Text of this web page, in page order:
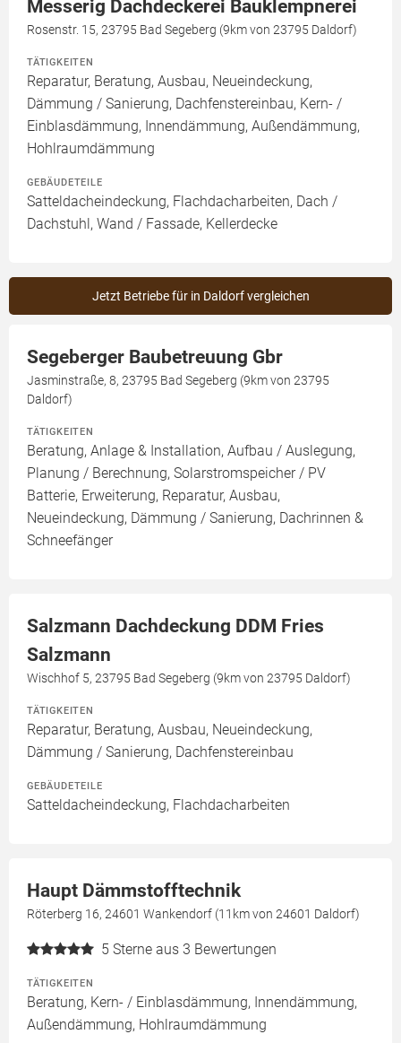
Messerig Dachdeckerei Bauklempnerei
Rosenstr. 15, 23795 Bad Segeberg (9km von 23795 Daldorf)
TÄTIGKEITEN
Reparatur, Beratung, Ausbau, Neueindeckung,
Dämmung / Sanierung, Dachfenstereinbau, Kern- /
Einblasdämmung, Innendämmung, Außendämmung,
Hohlraumdämmung
GEBÄUDETEILE
Satteldacheindeckung, Flachdacharbeiten, Dach /
Dachstuhl, Wand / Fassade, Kellerdecke
Jetzt Betriebe für in Daldorf vergleichen
Segeberger Baubetreuung Gbr
Jasminstraße, 8, 23795 Bad Segeberg (9km von 23795
Daldorf)
TÄTIGKEITEN
Beratung, Anlage & Installation, Aufbau / Auslegung,
Planung / Berechnung, Solarstromspeicher / PV
Batterie, Erweiterung, Reparatur, Ausbau,
Neueindeckung, Dämmung / Sanierung, Dachrinnen &
Schneefänger
Salzmann Dachdeckung DDM Fries
Salzmann
Wischhof 5, 23795 Bad Segeberg (9km von 23795 Daldorf)
TÄTIGKEITEN
Reparatur, Beratung, Ausbau, Neueindeckung,
Dämmung / Sanierung, Dachfenstereinbau
GEBÄUDETEILE
Satteldacheindeckung, Flachdacharbeiten
Haupt Dämmstofftechnik
Röterberg 16, 24601 Wankendorf (11km von 24601 Daldorf)
5 Sterne aus 3 Bewertungen
TÄTIGKEITEN
Beratung, Kern- / Einblasdämmung, Innendämmung,
Außendämmung, Hohlraumdämmung